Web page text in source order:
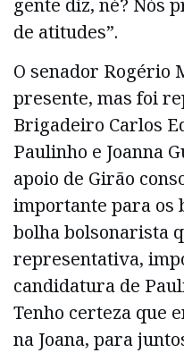
gente diz, né? Nós
de atitudes”.
O senador Rogério
presente, mas foi
Brigadeiro Carlos
Paulinho e Joanna
apoio de Girão
importante para os
bolha bolsonarista
representativa,
candidatura de
Tenho certeza que
na Joana, para